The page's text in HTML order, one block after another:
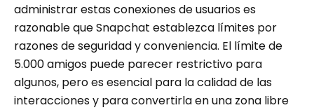
administrar estas conexiones de usuarios es
razonable que Snapchat establezca límites por
razones de seguridad y conveniencia. El límite de
5.000 amigos puede parecer restrictivo para
algunos, pero es esencial para la calidad de las
interacciones y para convertirla en una zona libre